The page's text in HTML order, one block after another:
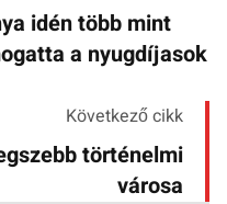
idén több mint
a nyugdíjasok
Következő cikk
történelmi
városa